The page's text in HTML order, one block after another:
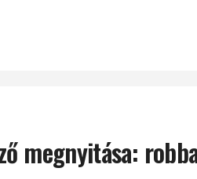
megnyitása: